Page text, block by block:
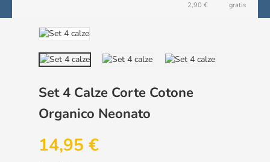
2,90 € gratis
Set 4 Calze Corte Cotone
Organico Neonato
14,95 €